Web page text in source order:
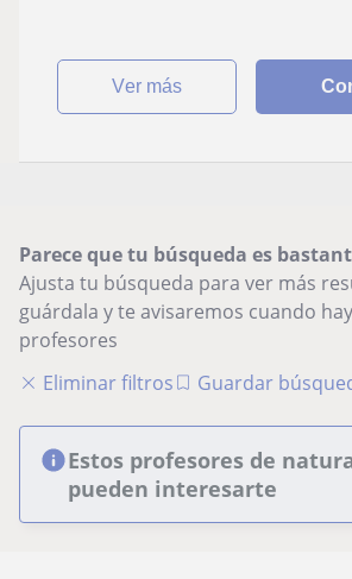
ver más
Parece que tu búsqueda es
Ajusta tu búsqueda para ver más
guárdala y te avisaremos cuando
profesores
Eliminar filtros
Guardar
Estos profesores de
pueden interesarte